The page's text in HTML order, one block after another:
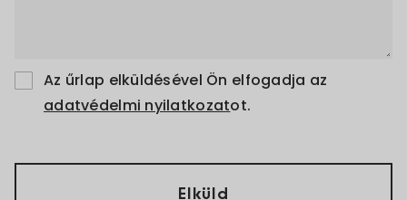
Az űrlap elküldésével Ön elfogadja az
adatvédelmi nyilatkozatot.